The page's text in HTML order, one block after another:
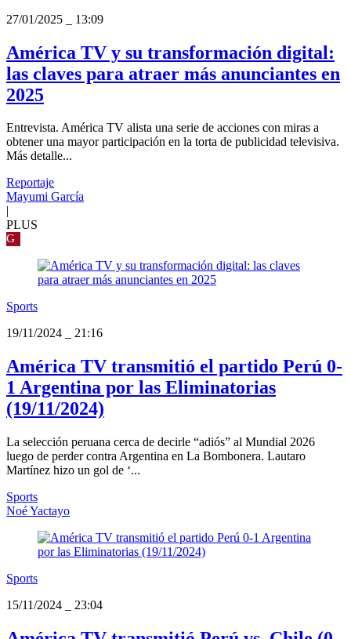
27/01/2025
13:09
América TV y su transformación digital:
las claves para atraer más anunciantes en
2025
Entrevista. América TV alista una serie de acciones con miras a
obtener una mayor participación en la torta de publicidad televisiva.
Más detalle...
Reportaje
Mayumi García
|
PLUS
G
Sports
19/11/2024
21:16
América TV transmitió el partido Perú 0-
1 Argentina por las Eliminatorias
(19/11/2024)
La selección peruana cerca de decirle “adiós” al Mundial 2026
luego de perder contra Argentina en La Bombonera. Lautaro
Martínez hizo un gol de ‘...
Sports
Noé Yactayo
Sports
15/11/2024
23:04